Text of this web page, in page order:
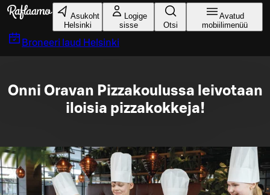
Liigu peamise sisu juurde
Asukoht
Helsinki
Logige
sisse
Otsi
Avatud
mobiilimenüü
Broneeri laud Helsinki
Onni Oravan Pizzakoulussa leivotaan
iloisia pizzakokkeja!